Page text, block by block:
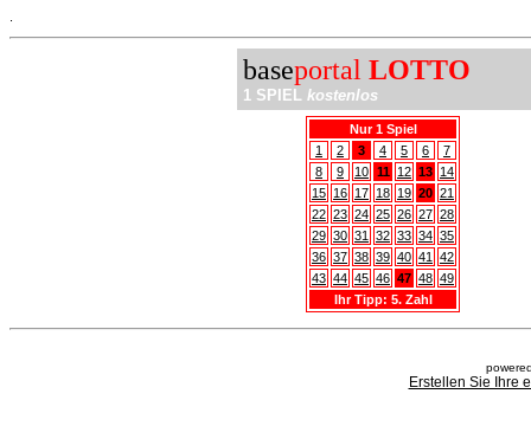
baseportal LOTTO
1 SPIEL kostenlos
Nur 1 Spiel
1
2 3 4 5 6
7
8
9 10 11 12 13 14
15 16 17 18 19 20 21
22 23 24 25 26 27 28
29 30 31 32 33 34 35
36 37 38 39 40 41
42
43 44 45 46 47 48 49
Ihr Tipp: 5. Zahl
Erstellen Sie Ihre